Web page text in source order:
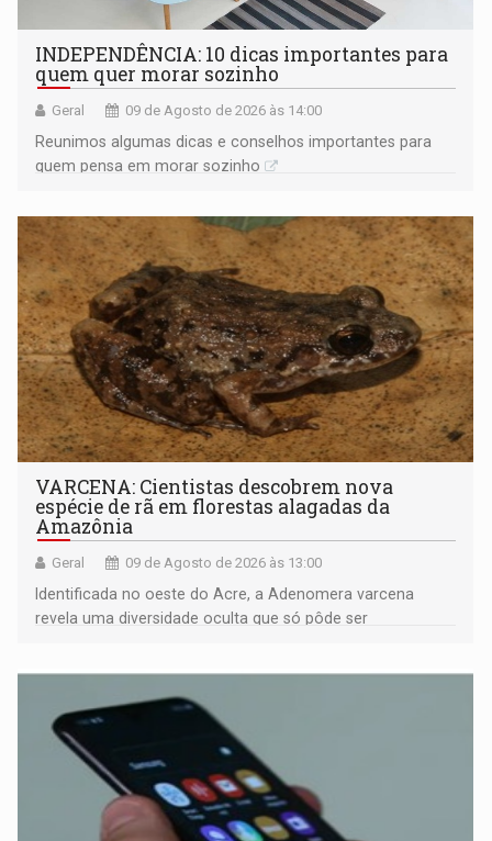
INDEPENDÊNCIA: 10 dicas importantes para
quem quer morar sozinho
Geral 09 de Agosto de 2026 às 14:00
Reunimos algumas dicas e conselhos importantes para
quem pensa em morar sozinho
VARCENA: Cientistas descobrem nova
espécie de rã em florestas alagadas da
Amazônia
Geral 09 de Agosto de 2026 às 13:00
Identificada no oeste do Acre, a Adenomera varcena
revela uma diversidade oculta que só pôde ser